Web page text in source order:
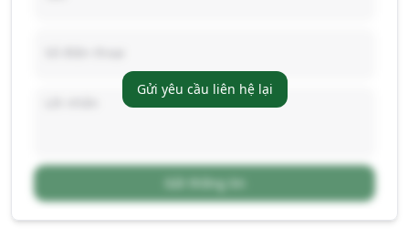
Gửi thông tin
Gửi yêu cầu liên hệ lại